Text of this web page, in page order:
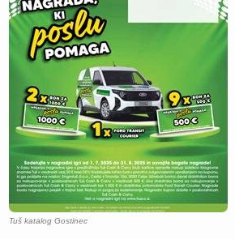
Tuš katalog Gostinec